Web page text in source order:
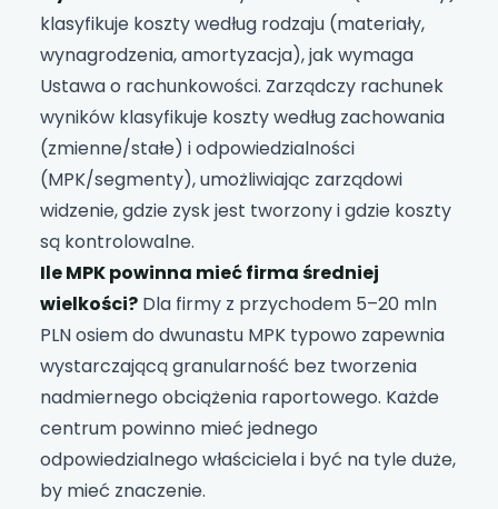
klasyfikuje koszty według rodzaju (materiały,
wynagrodzenia, amortyzacja), jak wymaga
Ustawa o rachunkowości. Zarządczy rachunek
wyników klasyfikuje koszty według zachowania
(zmienne/stałe) i odpowiedzialności
(MPK/segmenty), umożliwiając zarządowi
widzenie, gdzie zysk jest tworzony i gdzie koszty
są kontrolowalne.
Ile MPK powinna mieć firma średniej
wielkości? Dla firmy z przychodem 5–20 mln
PLN osiem do dwunastu MPK typowo zapewnia
wystarczającą granularność bez tworzenia
nadmiernego obciążenia raportowego. Każde
centrum powinno mieć jednego
odpowiedzialnego właściciela i być na tyle duże,
by mieć znaczenie.